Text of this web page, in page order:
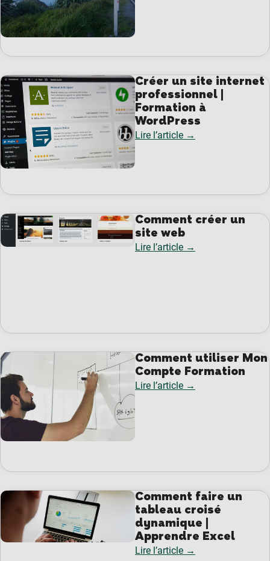
Créer un site internet
professionnel |
Formation à
WordPress
Lire l’article →
Comment créer un
site web
Lire l’article →
Comment utiliser Mon
Compte Formation
Lire l’article →
Comment faire un
tableau croisé
dynamique |
Apprendre Excel
Lire l’article →